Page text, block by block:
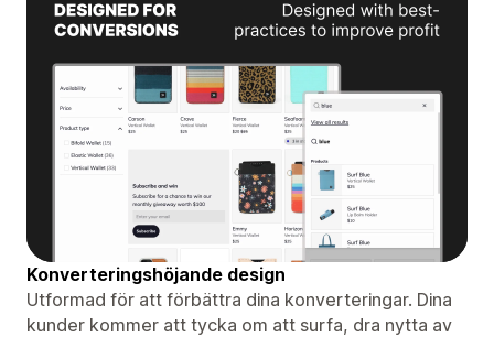
Konverteringshöjande design
Utformad för att förbättra dina konverteringar. Dina
kunder kommer att tycka om att surfa, dra nytta av